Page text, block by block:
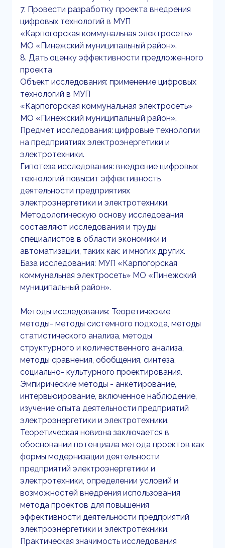
7. Провести разработку проекта внедрения
цифровых технологий в МУП
«Карпогорская коммунальная электросеть»
МО «Пинежский муниципальный район».
8. Дать оценку эффективности предложенного
проекта
Объект исследования: применение цифровых
технологий в МУП
«Карпогорская коммунальная электросеть»
МО «Пинежский муниципальный район».
Предмет исследования: цифровые технологии
на предприятиях электроэнергетики и
электротехники.
Гипотеза исследования: внедрение цифровых
технологий повысит эффективность
деятельности предприятиях
электроэнергетики и электротехники.
Методологическую основу исследования
составляют исследования и труды
специалистов в области экономики и
автоматизации, таких как: и многих других.
База исследования: МУП «Карпогорская
коммунальная электросеть» МО «Пинежский
муниципальный район».
Методы исследования: Теоретические
методы- методы системного подхода, методы
статистического анализа, методы
структурного и количественного анализа,
методы сравнения, обобщения, синтеза,
социально- культурного проектирования.
Эмпирические методы - анкетирование,
интервьюирование, включенное наблюдение,
изучение опыта деятельности предприятий
электроэнергетики и электротехники.
Теоретическая новизна заключается в
обосновании потенциала метода проектов как
формы модернизации деятельности
предприятий электроэнергетики и
электротехники, определении условий и
возможностей внедрения использования
метода проектов для повышения
эффективности деятельности предприятий
электроэнергетики и электротехники.
Практическая значимость исследования